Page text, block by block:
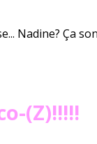
Nadine? Ça
(Z)!!!!!